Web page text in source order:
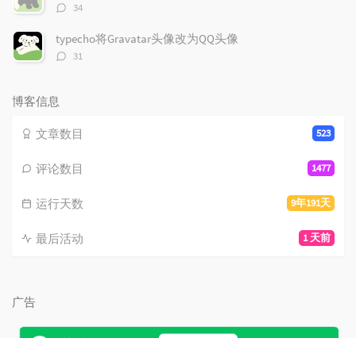
评
数：
34
typecho将Gravatar头像改为QQ头像
评
31
博客信息
523
文章数目
1477
评论数目
9年191天
运行天数
1 天前
最后活动
广告